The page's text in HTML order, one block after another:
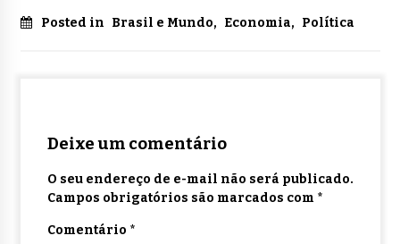
Posted in Brasil e Mundo, Economia, Política
Deixe um comentário
O seu endereço de e-mail não será publicado.
Campos obrigatórios são marcados com *
Comentário *